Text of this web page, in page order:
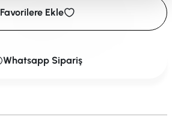
Favorilere Ekle
Whatsapp Sipariş